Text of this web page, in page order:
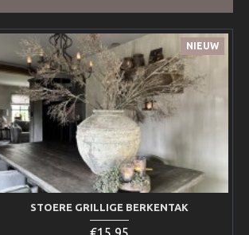
NIEUW
STOERE GRILLIGE BERKENTAK